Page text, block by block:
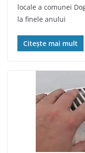
locale a comunei
la finele anului
Citește mai mult